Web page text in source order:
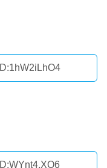
ID:1hW2iLhO4
ID:WYnt4.XQ6